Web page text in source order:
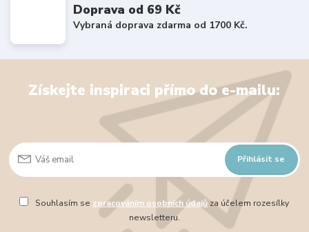
Doprava od 69 Kč
Vybraná doprava zdarma od 1700 Kč.
Získejte inspiraci přímo do e-mailu:
Přihlásit se
Souhlasím se zpracováním osobních údajů za účelem rozesílky
newsletteru.